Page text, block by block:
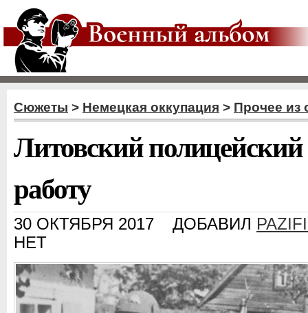
Сюжеты > Немецкая оккупация > Прочее из
Литовский полицейский
работу
30 ОКТЯБРЯ 2017 ДОБАВИЛ
НЕТ